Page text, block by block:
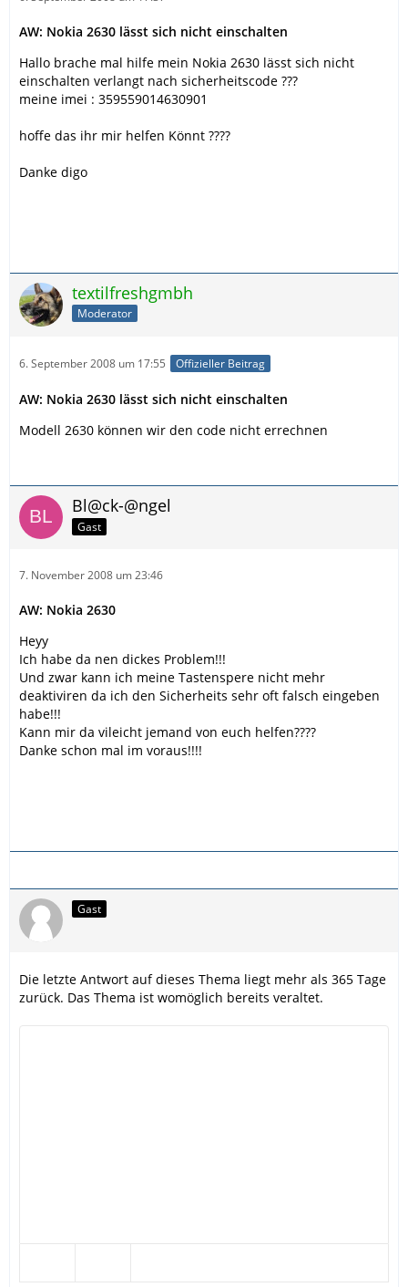
AW: Nokia 2630 lässt sich nicht einschalten
Hallo brache mal hilfe mein Nokia 2630 lässt sich nicht
einschalten verlangt nach sicherheitscode ???
meine imei : 359559014630901
hoffe das ihr mir helfen Könnt ????
Danke digo
textilfreshgmbh
Moderator
6. September 2008 um 17:55 Offizieller Beitrag
AW: Nokia 2630 lässt sich nicht einschalten
Modell 2630 können wir den code nicht errechnen
Bl@ck-@ngel
Gast
7. November 2008 um 23:46
AW: Nokia 2630
Heyy
Ich habe da nen dickes Problem!!!
Und zwar kann ich meine Tastenspere nicht mehr
deaktiviren da ich den Sicherheits sehr oft falsch eingeben
habe!!!
Kann mir da vileicht jemand von euch helfen????
Danke schon mal im voraus!!!!
Gast
Die letzte Antwort auf dieses Thema liegt mehr als 365 Tage
zurück. Das Thema ist womöglich bereits veraltet.